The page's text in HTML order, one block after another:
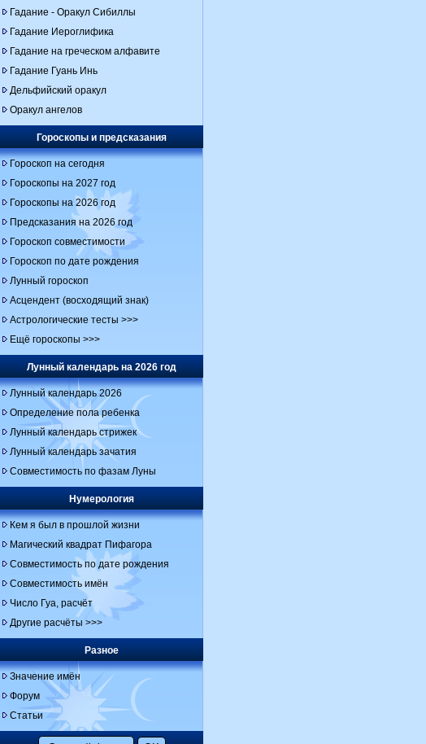
Гадание - Оракул Сибиллы
Гадание Иероглифика
Гадание на греческом алфавите
Гадание Гуань Инь
Дельфийский оракул
Оракул ангелов
Гороскопы и предсказания
Гороскоп на сегодня
Гороскопы на 2027 год
Гороскопы на 2026 год
Предсказания на 2026 год
Гороскоп совместимости
Гороскоп по дате рождения
Лунный гороскоп
Асцендент (восходящий знак)
Астрологические тесты >>>
Ещё гороскопы >>>
Лунный календарь на 2026 год
Лунный календарь 2026
Определение пола ребенка
Лунный календарь стрижек
Лунный календарь зачатия
Совместимость по фазам Луны
Нумерология
Кем я был в прошлой жизни
Магический квадрат Пифагора
Совместимость по дате рождения
Совместимость имён
Число Гуа, расчёт
Другие расчёты >>>
Разное
Значение имён
Форум
Статьи